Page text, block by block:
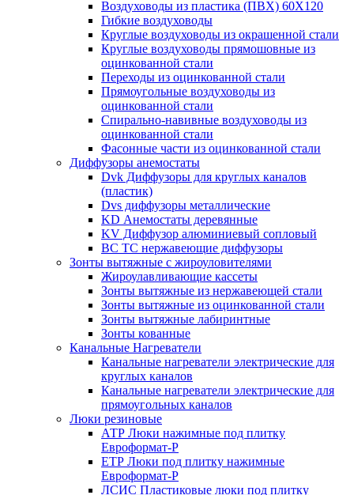
Воздуховоды из пластика (ПВХ) 60Х120
Гибкие воздуховоды
Круглые воздуховоды из окрашенной стали
Круглые воздуховоды прямошовные из
оцинкованной стали
Переходы из оцинкованной стали
Прямоугольные воздуховоды из
оцинкованной стали
Спирально-навивные воздуховоды из
оцинкованной стали
Фасонные части из оцинкованной стали
Диффузоры анемостаты
Dvk Диффузоры для круглых каналов
(пластик)
Dvs диффузоры металлические
KD Анемостаты деревянные
KV Диффузор алюминиевый сопловый
ВС ТС нержавеющие диффузоры
Зонты вытяжные с жироуловителями
Жироулавливающие кассеты
Зонты вытяжные из нержавеющей стали
Зонты вытяжные из оцинкованной стали
Зонты вытяжные лабиринтные
Зонты кованные
Канальные Нагреватели
Канальные нагреватели электрические для
круглых каналов
Канальные нагреватели электрические для
прямоугольных каналов
Люки резиновые
АТР Люки нажимные под плитку
Евроформат-Р
ЕТР Люки под плитку нажимные
Евроформат-Р
ЛСИС Пластиковые люки под плитку